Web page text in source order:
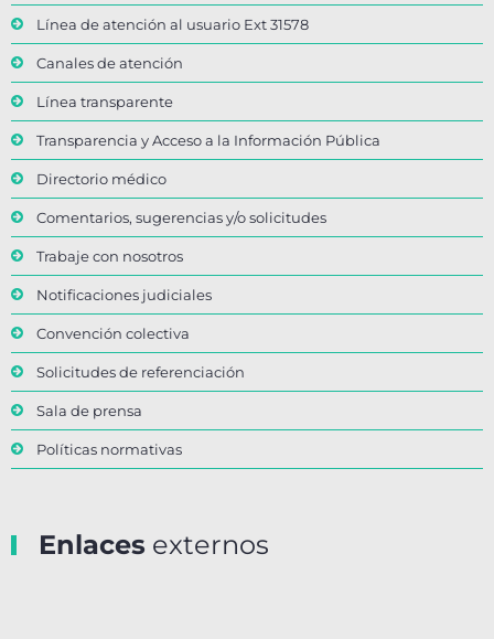
Línea de atención al usuario Ext 31578
Canales de atención
Línea transparente
Transparencia y Acceso a la Información Pública
Directorio médico
Comentarios, sugerencias y/o solicitudes
Trabaje con nosotros
Notificaciones judiciales
Convención colectiva
Solicitudes de referenciación
Sala de prensa
Políticas normativas
Enlaces externos